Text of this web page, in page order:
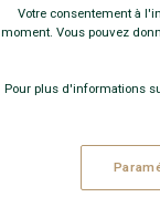
Votre consentement à
moment. Vous pouvez
Pour plus d'informations